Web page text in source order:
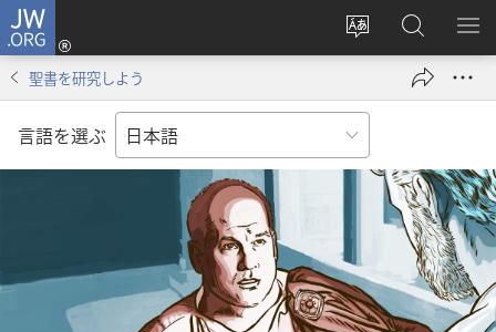
JW.ORG
サ
ト
の
言
語
え
る
ロ
グ
ン
し
で
開
く）
JW.ORG
の
検
メ
を
聖書を研究しよう
言語を選ぶ